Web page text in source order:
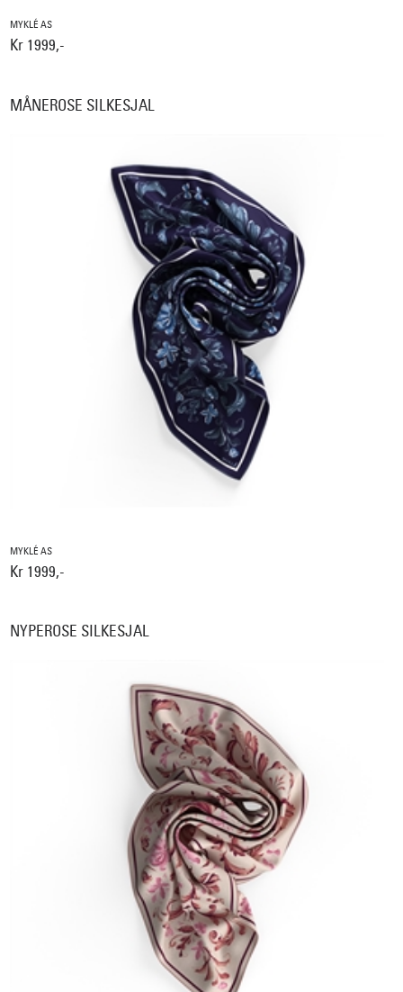
MYKLÉ AS
Kr 1999,-
MÅNEROSE SILKESJAL
MYKLÉ AS
Kr 1999,-
NYPEROSE SILKESJAL